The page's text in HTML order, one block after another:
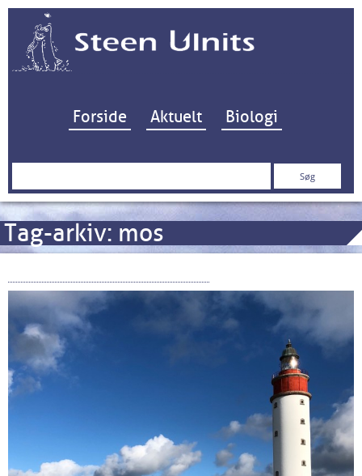
Hop til indhold
Forside Aktuelt Biologi
Søg
Tag-arkiv: mos